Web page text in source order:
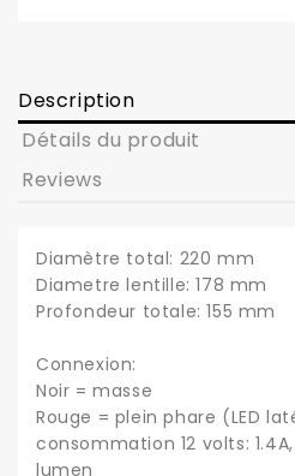
Description
Détails du produit
Reviews
Diamètre total: 220 mm
Diametre lentille: 178 mm
Profondeur totale: 155 mm
Connexion:
Noir = masse
Rouge = plein phare (LED
consommation 12 volts:
lumen